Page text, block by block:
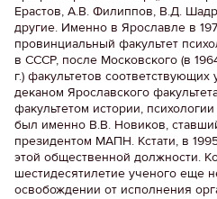
Ерастов, А.В. Филиппов, В.Д.
другие. Именно в Ярославле в
провинциальный факультет
в СССР, после Московского (в
г.) факультетов
деканом Ярославского
факультетом истории,
был именно В.В. Новиков,
президентом МАПН. Кстати, в
этой общественной должности.
шестидесятилетие ученого еще
освобождении от исполнения